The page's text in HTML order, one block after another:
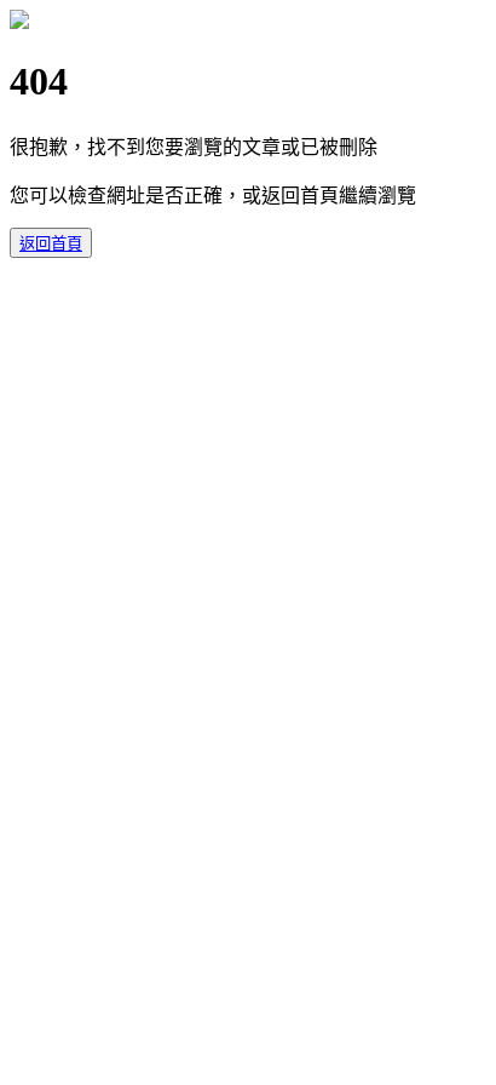
404
很抱歉，找不到您要瀏覽的文章或已被刪除
您可以檢查網址是否正確，或返回首頁繼續瀏覽
返回首頁